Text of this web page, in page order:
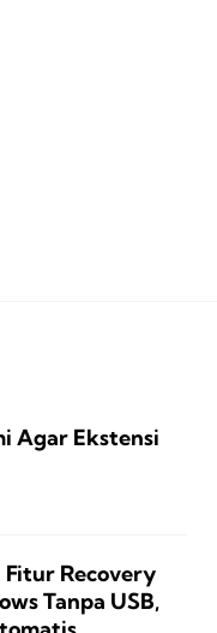
Agar Ekstensi
Fitur Recovery
Tanpa USB,